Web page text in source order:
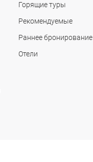
Горящие туры
Рекомендуемые
Раннее бронирование
Отели